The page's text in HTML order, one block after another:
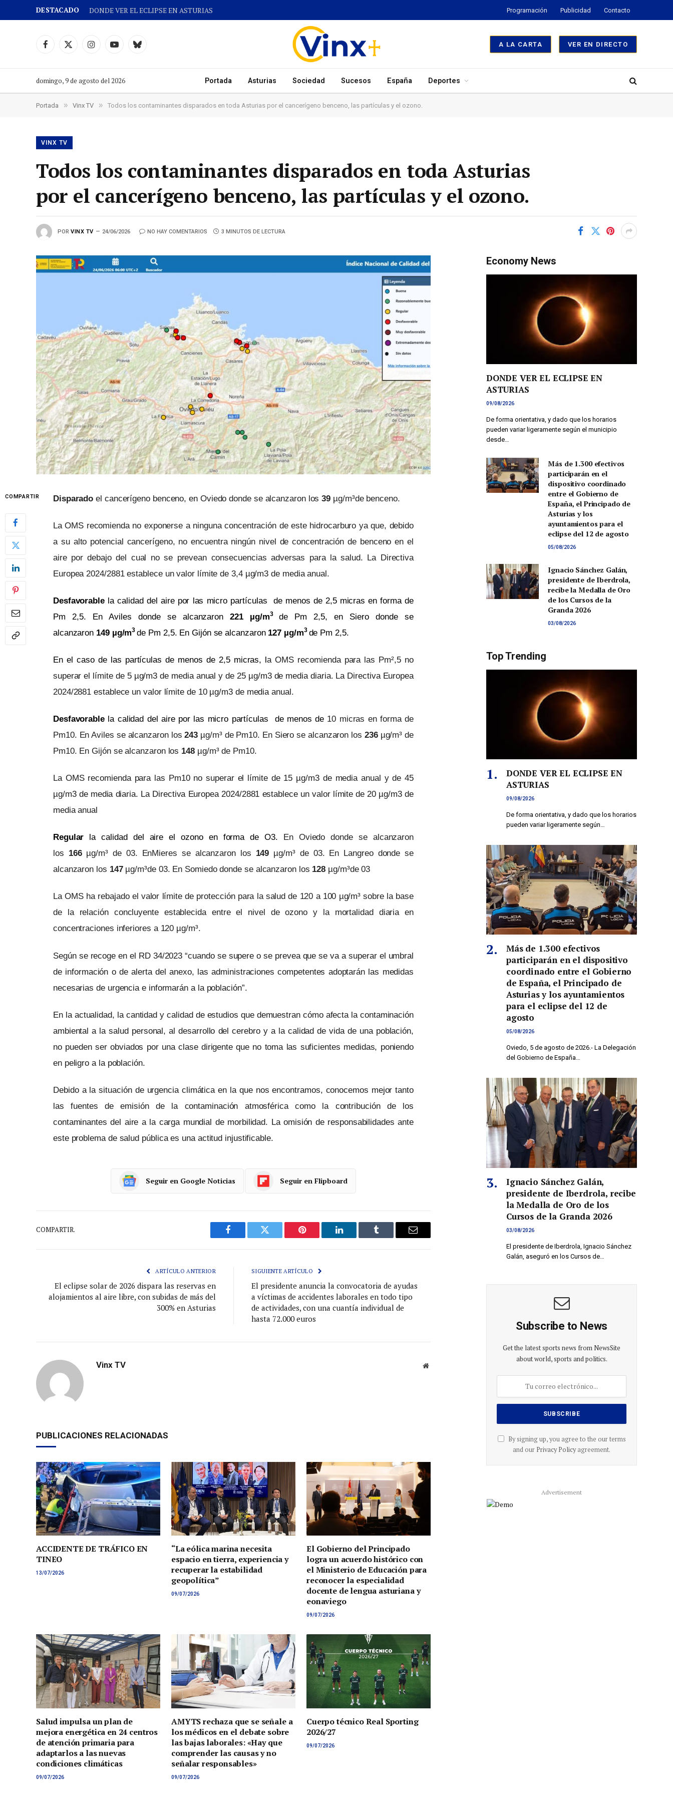
DESTACADO DONDE VER EL ECLIPSE EN ASTURIAS Programación Publicidad Contacto
Facebook
X
InstagramYouTubeCielo
A LA CARTA VER EN DIRECTO
domingo, 9 de agosto del 2026 Portada Asturias Sociedad Sucesos España Deportes
Portada » Vinx TV » Todos los contaminantes disparados en toda Asturias por el cancerígeno benceno, las partículas y el ozono.
VINX TV
Todos los contaminantes disparados en toda Asturias
por el cancerígeno benceno, las partículas y el ozono.
POR VINX TV 24/06/2026 NO HAY COMENTARIOS 3 MINUTOS DE LECTURA
COMPARTIR Disparadoel cancerígeno benceno, en Oviedo donde se alcanzaron los39 µg/m³de benceno.
La OMS recomienda no exponerse a ninguna concentración de este hidrocarburo ya que, debido
a su alto potencial cancerígeno, no encuentra ningún nivel de concentración de benceno en el
aire por debajo del cual no se prevean consecuencias adversas para la salud. La Directiva
Europea 2024/2881 establece un valor límite de 3,4 µg/m3 de media anual.
Desfavorablela calidad del aire por las micro partículas de menos de 2,5 micras en forma de
Pm 2,5. En Aviles donde se alcanzaron221 µg/m3 de Pm 2,5, en Siero donde se
alcanzaron 149 µg/m3 de Pm 2,5. En Gijón se alcanzaron 127 µg/m3 de Pm 2,5.
En el caso de las partículas de menos de 2,5 micras, la OMS recomienda para las Pm²,5 no
superar el límite de 5 µg/m3 de media anual y de 25 µg/m3 de media diaria. La Directiva Europea
2024/2881 establece un valor límite de 10 µg/m3 de media anual.
Desfavorablela calidad del aire por las micro partículas de menos de 10 micras en forma de
Pm10. En Aviles se alcanzaron los243 µg/m³ de Pm10. En Siero se alcanzaron los 236µg/m³ de
Pm10. En Gijón se alcanzaron los 148µg/m³ de Pm10.
La OMS recomienda para las Pm10 no superar el límite de 15 µg/m3 de media anual y de 45
µg/m3 de media diaria. La Directiva Europea 2024/2881 establece un valor límite de 20 µg/m3 de
media anual
Regul ar la calidad del aireel ozono en forma de O3.
En Oviedo donde se alcanzaron
los 166µg/m³ de 03. EnMieres se alcanzaron los 149 µg/m³ de 03. En Langreo donde se
alcanzaron los 147µg/m³de 03. En Somiedo donde se alcanzaron los 128 µg/m³de 03
La OMS ha rebajado el valor límite de protección para la salud de 120 a 100 µg/m³ sobre la base
de la relación concluyente establecida entre el nivel de ozono y la mortalidad diaria en
concentraciones inferiores a 120 µg/m³.
Según se recoge en el RD 34/2023 “cuando se supere o se prevea que se va a superar el umbral
de información o de alerta del anexo, las administraciones competentes adoptarán las medidas
necesarias de urgencia e informarán a la población”.
En la actualidad, la cantidad y calidad de estudios que demuestran cómo afecta la contaminación
ambiental a la salud personal, al desarrollo del cerebro y a la calidad de vida de una población,
no pueden ser obviados por una clase dirigente que no toma las suficientes medidas, poniendo
en peligro a la población.
Debido a la situación de urgencia climática en la que nos encontramos, conocemos mejor tanto
las fuentes de emisión de la contaminación atmosférica como la contribución de los
contaminantes del aire a la carga mundial de morbilidad. La omisión de responsabilidades ante
este problema de salud pública es una actitud injustificable.
Seguir en Google Noticias Seguir en Flipboard
COMPARTIR.
Facebook Gorjeo Pinterest LinkedIn Tumblr
Correo
ARTÍCULO ANTERIOR
El eclipse solar de 2026 dispara las reservas en
alojamientos al aire libre, con subidas de más del
300% en Asturias
SIGUIENTE ARTÍCULO
El presidente anuncia la convocatoria de ayudas
a víctimas de accidentes laborales en todo tipo
de actividades, con una cuantía individual de
hasta 72.000 euros
Vinx TV
Sitio
PUBLICACIONES RELACIONADAS
ACCIDENTE DE TRÁFICO EN
TINEO
13/07/2026
“La eólica marina necesita
espacio en tierra, experiencia y
recuperar la estabilidad
geopolítica”
09/07/2026
El Gobierno del Principado
logra un acuerdo histórico con
el Ministerio de Educación para
reconocer la especialidad
docente de lengua asturiana y
eonaviego
09/07/2026
Salud impulsa un plan de
mejora energética en 24 centros
de atención primaria para
adaptarlos a las nuevas
condiciones climáticas
09/07/2026
AMYTS rechaza que se señale a
los médicos en el debate sobre
las bajas laborales: «Hay que
comprender las causas y no
señalar responsables»
09/07/2026
Cuerpo técnico Real Sporting
2026/27
09/07/2026
Economy News
DONDE VER EL ECLIPSE EN
ASTURIAS
09/08/2026
De forma orientativa, y dado que los horarios
pueden variar ligeramente según el municipio
desde…
Más de 1.300 efectivos
participarán en el
dispositivo coordinado
entre el Gobierno de
España, el Principado de
Asturias y los
ayuntamientos para el
eclipse del 12 de agosto
05/08/2026
Ignacio Sánchez Galán,
presidente de Iberdrola,
recibe la Medalla de Oro
de los Cursos de la
Granda 2026
03/08/2026
Top Trending
DONDE VER EL ECLIPSE EN
ASTURIAS
09/08/2026
De forma orientativa, y dado que los horarios
pueden variar ligeramente según…
Más de 1.300 efectivos
participarán en el dispositivo
coordinado entre el Gobierno
de España, el Principado de
Asturias y los ayuntamientos
para el eclipse del 12 de
agosto
05/08/2026
Oviedo, 5 de agosto de 2026.- La Delegación
del Gobierno de España…
Ignacio Sánchez Galán,
presidente de Iberdrola, recibe
la Medalla de Oro de los
Cursos de la Granda 2026
03/08/2026
El presidente de Iberdrola, Ignacio Sánchez
Galán, aseguró en los Cursos de…
Subscribe to News
Get the latest sports news from NewsSite
about world, sports and politics.
By signing up, you agree to the our terms
and our Privacy Policyagreement.
Advertisement